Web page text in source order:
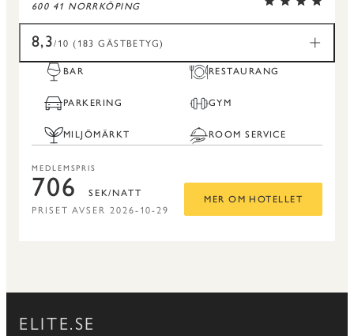
600 41 NORRKÖPING
8,3/10 (183 GÄSTBETYG)
BAR RESTAURANG
PARKERING GYM
MILJÖMÄRKT ROOM SERVICE
MEDLEMSPRIS
706 SEK/NATT
PRISET AVSER 2026-10-29
MER OM HOTELLET
ELITE.SE